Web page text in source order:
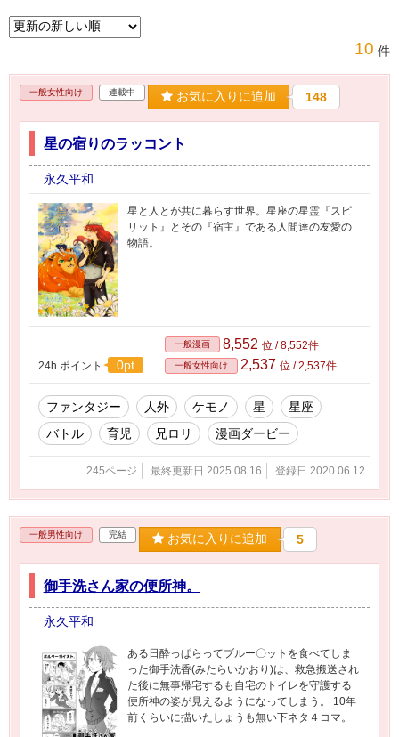
10 件
一般女性向け 連載中 お気に入りに追加 148
星の宿りのラッコント
永久平和
星と人とが共に暮らす世界。星座の星霊『スピ
リット』とその『宿主』である人間達の友愛の
物語。
24h.ポイント 0pt
一般漫画 8,552 位 / 8,552件
一般女性向け 2,537 位 / 2,537件
ファンタジー 人外 ケモノ 星
星座
バトル
育児 兄ロリ 漫画ダービー
245ページ 最終更新日 2025.08.16 登録日 2020.06.12
一般男性向け 完結 お気に入りに追加 5
御手洗さん家の便所神。
永久平和
ある日酔っぱらってブルー〇ットを食べてしま
った御手洗香(みたらいかおり)は、救急搬送され
た後に無事帰宅するも自宅のトイレを守護する
便所神の姿が見えるようになってしまう。 10年
前くらいに描いたしょうも無い下ネタ４コマ。